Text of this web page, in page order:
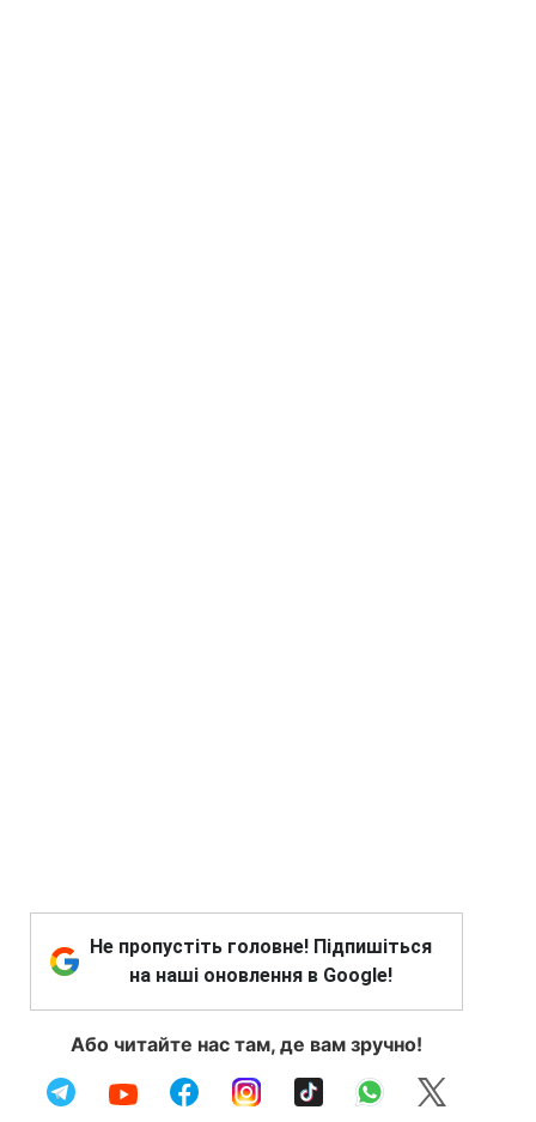
Не пропустіть головне! Підпишіться
на наші оновлення в Google!
Або читайте нас там, де вам зручно!